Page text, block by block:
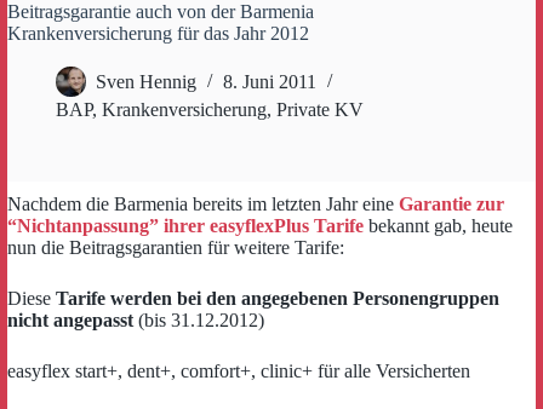
Beitragsgarantie auch von der Barmenia
Krankenversicherung für das Jahr 2012
Sven Hennig
8. Juni 2011
BAP, Krankenversicherung, Private KV
Nachdem die Barmenia bereits im letzten Jahr eine Garantie zur
“Nichtanpassung” ihrer easyflexPlus Tarife bekannt gab, heute
nun die Beitragsgarantien für weitere Tarife:
Diese Tarife werden bei den angegebenen Personengruppen
nicht angepasst (bis 31.12.2012)
easyflex start+, dent+, comfort+, clinic+ für alle Versicherten